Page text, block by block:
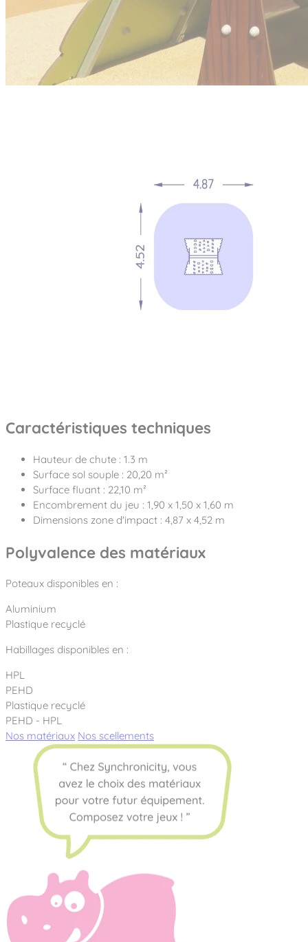
Caractéristiques techniques
Hauteur de chute : 1.3 m
Surface sol souple : 20,20 m²
Surface fluant : 22,10 m²
Encombrement du jeu : 1,90 x 1,50 x 1,60 m
Dimensions zone d'impact : 4,87 x 4,52 m
Polyvalence des matériaux
Poteaux disponibles en :
Aluminium
Plastique recyclé
Habillages disponibles en :
HPL
PEHD
Plastique recyclé
PEHD - HPL
Nos matériaux Nos scellements